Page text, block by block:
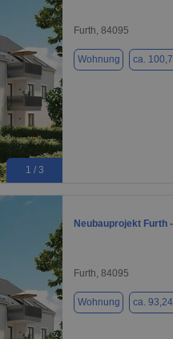
1 / 3
Furth, 84095
Wohnung ca.
Neubauprojekt Furth
Furth, 84095
Wohnung ca. 93,24